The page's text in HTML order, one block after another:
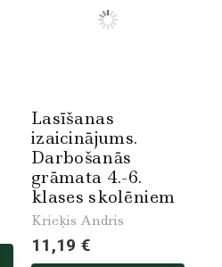
Lasīšanas
izaicinājums.
Darbošanās
grāmata 4.-6.
klases skolēniem
Krieķis Andris
11,19 €